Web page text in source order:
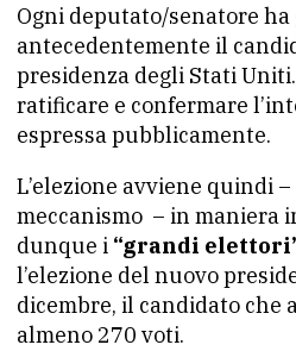
Ogni deputato/senatore
antecedentemente il
presidenza degli Stati
ratificare e confermare
espressa pubblicamente.
L’elezione avviene quindi
meccanismo – in maniera
dunque i “grandi
l’elezione del nuovo
dicembre, il candidato che
almeno 270 voti.